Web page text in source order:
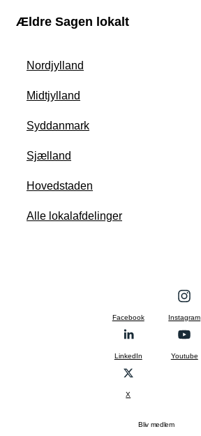
Ældre Sagen lokalt
Nordjylland
Midtjylland
Syddanmark
Sjælland
Hovedstaden
Alle lokalafdelinger
Facebook Instagram
LinkedIn Youtube
X
Bliv medlem